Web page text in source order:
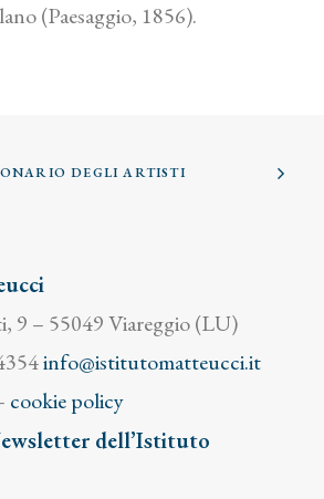
(Paesaggio, 1856).
DEGLI ARTISTI
9 – 55049 Viareggio (LU)
info@istitutomatteucci.it
cookie policy
dell’Istituto